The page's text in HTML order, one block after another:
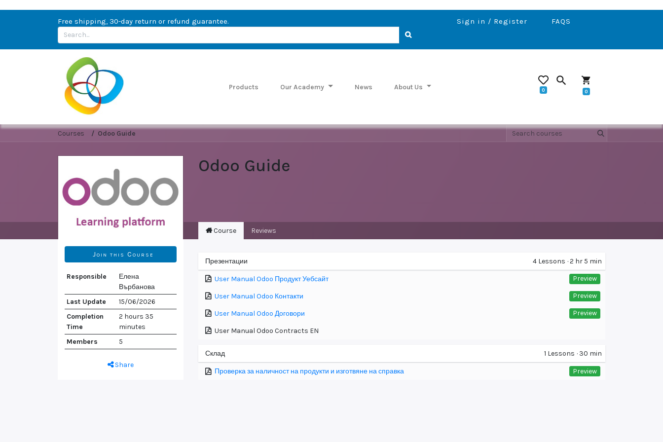
Free shipping, 30-day return or refund guarantee. Sign in / Register FAQS
Products Our Academy News About Us 0
search shopping_cart
0
Courses Odoo Guide
Odoo Guide
Join this Course
Responsible
Елена
Върбанова
Last Update
15/06/2026
Completion
Time
2 hours 35
minutes
Members
5
Share
Course Reviews
Презентации 4 Lessons · 2 hr 5 min
User Manual Odoo Продукт Уебсайт Preview
User Manual Odoo Контакти Preview
User Manual Odoo Договори Preview
User Manual Odoo Contracts EN
Склад 1 Lessons · 30 min
Проверка за наличност на продукти и изготвяне на справка Preview